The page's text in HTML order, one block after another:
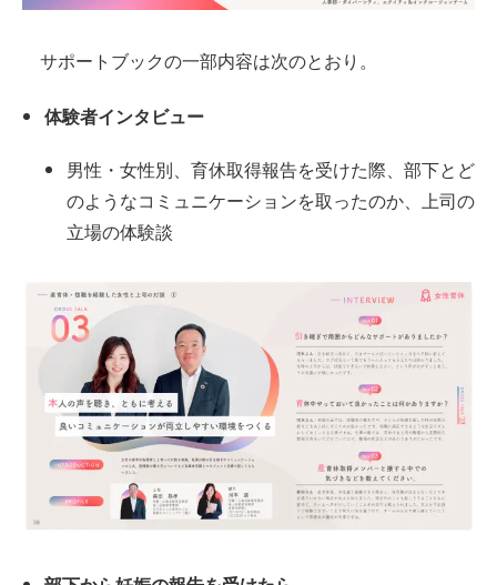
サポートブックの一部内容は次のとおり。
体験者インタビュー
男性・女性別、育休取得報告を受けた際、部下とど
のようなコミュニケーションを取ったのか、上司の
立場の体験談